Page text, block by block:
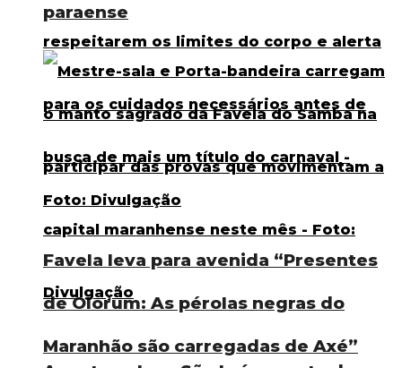
paraense
Favela leva para avenida “Presentes
de Olorum: As pérolas negras do
Maranhão são carregadas de Axé”